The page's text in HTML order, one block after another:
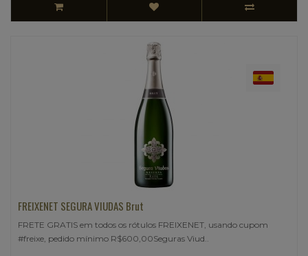
FREIXENET SEGURA VIUDAS Brut
FRETE GRATIS em todos os rótulos FREIXENET, usando cupom
#freixe, pedido mínimo R$600,00Seguras Viud..